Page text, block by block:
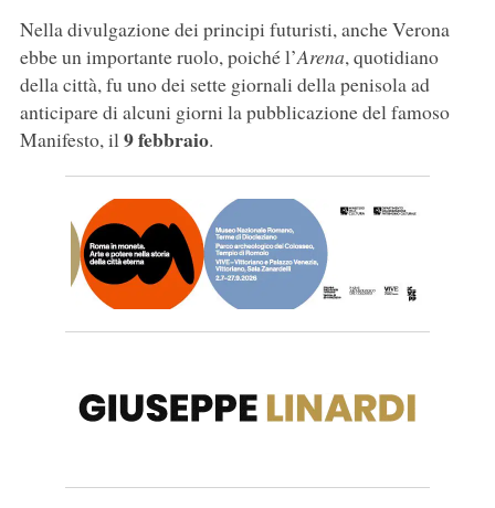
Nella divulgazione dei principi futuristi, anche Verona
ebbe un importante ruolo, poiché l’Arena, quotidiano
della città, fu uno dei sette giornali della penisola ad
anticipare di alcuni giorni la pubblicazione del famoso
Manifesto, il9 febbraio.